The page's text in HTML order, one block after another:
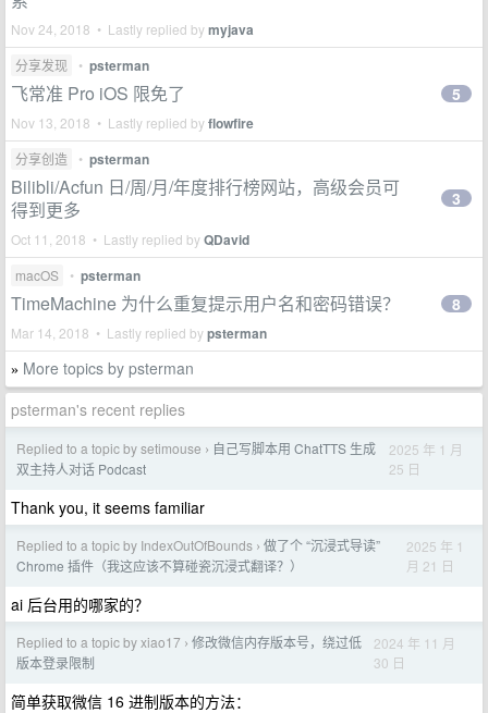
Nov 24, 2018 • Lastly replied bymyjava
分享发现 • psterman
飞常准 Pro iOS 限免了
Nov 13, 2018 • Lastly replied byflowfire
5
分享创造 • psterman
Bilibli/Acfun 日/周/月/年度排行榜网站，高级会员可
得到更多
Oct 11, 2018 • Lastly replied byQDavid
3
macOS • psterman
TimeMachine 为什么重复提示用户名和密码错误？
Mar 14, 2018 • Lastly replied bypsterman
8
» More topics by psterman
psterman's recent replies
Replied to a topic by setimouse › 自己写脚本用 ChatTTS 生成
双主持人对话 Podcast
2025 年 1 月
25 日
Thank you, it seems familiar
Replied to a topic by IndexOutOfBounds › 做了个 “沉浸式导读”
Chrome 插件（我这应该不算碰瓷沉浸式翻译？）
2025 年 1
月 21 日
ai 后台用的哪家的？
Replied to a topic by xiao17 › 修改微信内存版本号，绕过低
版本登录限制
2024 年 11 月
30 日
简单获取微信 16 进制版本的方法：